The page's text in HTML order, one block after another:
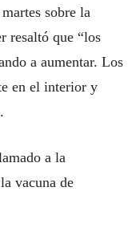
sobre la
resaltó que “los
a aumentar. Los
en el interior y
a la
vacuna de